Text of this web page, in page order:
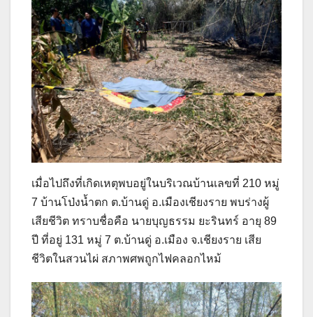
เมื่อไปถึงที่เกิดเหตุพบอยู่ในบริเวณบ้านเลขที่ 210 หมู่
7 บ้านโป่งน้ำตก ต.บ้านดู่ อ.เมืองเชียงราย พบร่างผู้
เสียชีวิต ทราบชื่อคือ นายบุญธรรม ยะรินทร์ อายุ 89
ปี ที่อยู่ 131 หมู่ 7 ต.บ้านดู่ อ.เมือง จ.เชียงราย เสีย
ชีวิตในสวนไผ่ สภาพศพถูกไฟคลอกไหม้